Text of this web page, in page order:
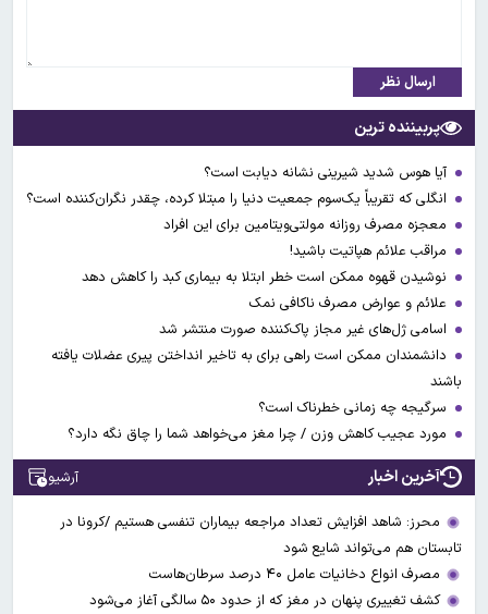
ارسال نظر
پربیننده ترین
آیا هوس شدید شیرینی نشانه دیابت است؟
انگلی که تقریباً یک‌سوم جمعیت دنیا را مبتلا کرده، چقدر نگران‌کننده است؟
معجزه مصرف روزانه مولتی‌ویتامین برای این افراد
مراقب علائم هپاتیت باشید!
نوشیدن قهوه ممکن است خطر ابتلا به بیماری کبد را کاهش دهد
علائم و عوارض مصرف ناکافی نمک
اسامی ژل‌های غیر مجاز پاک‌کننده صورت منتشر شد
دانشمندان ممکن است راهی برای به تاخیر انداختن پیری عضلات یافته
باشند
سرگیجه چه زمانی خطرناک است؟
مورد عجیب کاهش وزن / چرا مغز می‌خواهد شما را چاق نگه دارد؟
آخرین اخبار آرشیو
محرز: شاهد افزایش تعداد مراجعه بیماران تنفسی هستیم /کرونا در
تابستان هم می‌تواند شایع شود
مصرف انواع دخانیات عامل ۴۰ درصد سرطان‌هاست
کشف تغییری پنهان در مغز که از حدود ۵۰ سالگی آغاز می‌شود